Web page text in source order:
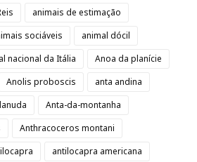
animais de estimação
sociáveis
animal dócil
nacional da Itália
Anoa da planície
Anolis proboscis
anta andina
Anta-da-montanha
Anthracoceros montani
antilocapra americana